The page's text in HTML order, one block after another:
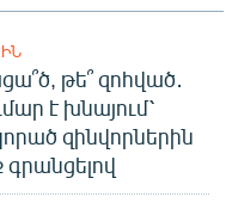
թե՞ զոհված․
է խնայում՝
զինվորներին
գրանցելով